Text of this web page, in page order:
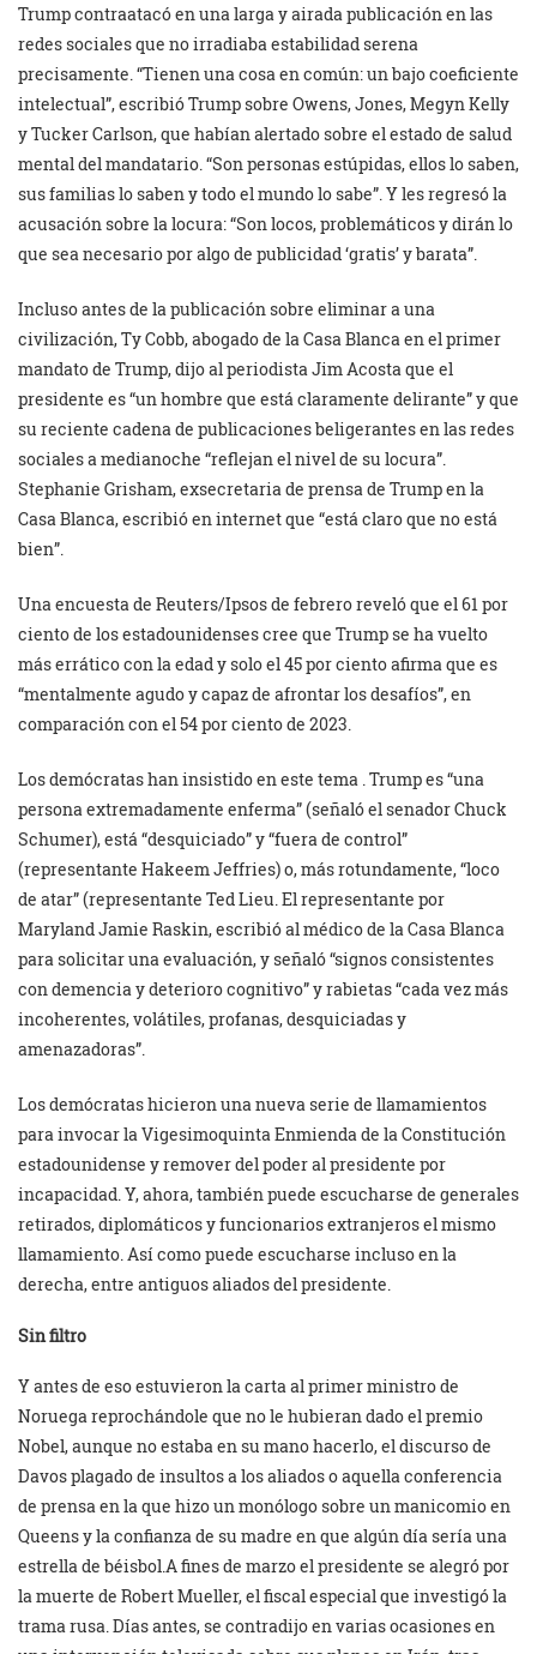
Trump contraatacó en una larga y airada publicación en las
redes sociales que no irradiaba estabilidad serena
precisamente. “Tienen una cosa en común: un bajo coeficiente
intelectual”, escribió Trump sobre Owens, Jones, Megyn Kelly
y Tucker Carlson, que habían alertado sobre el estado de salud
mental del mandatario. “Son personas estúpidas, ellos lo saben,
sus familias lo saben y todo el mundo lo sabe”. Y les regresó la
acusación sobre la locura: “Son locos, problemáticos y dirán lo
que sea necesario por algo de publicidad ‘gratis’ y barata”.
Incluso antes de la publicación sobre eliminar a una
civilización, Ty Cobb, abogado de la Casa Blanca en el primer
mandato de Trump, dijo al periodista Jim Acosta que el
presidente es “un hombre que está claramente delirante” y que
su reciente cadena de publicaciones beligerantes en las redes
sociales a medianoche “reflejan el nivel de su locura”.
Stephanie Grisham, exsecretaria de prensa de Trump en la
Casa Blanca, escribió en internet que “está claro que no está
bien”.
Una encuesta de Reuters/Ipsos de febrero reveló que el 61 por
ciento de los estadounidenses cree que Trump se ha vuelto
más errático con la edad y solo el 45 por ciento afirma que es
“mentalmente agudo y capaz de afrontar los desafíos”, en
comparación con el 54 por ciento de 2023.
Los demócratas han insistido en este tema . Trump es “una
persona extremadamente enferma” (señaló el senador Chuck
Schumer), está “desquiciado” y “fuera de control”
(representante Hakeem Jeffries) o, más rotundamente, “loco
de atar” (representante Ted Lieu. El representante por
Maryland Jamie Raskin, escribió al médico de la Casa Blanca
para solicitar una evaluación, y señaló “signos consistentes
con demencia y deterioro cognitivo” y rabietas “cada vez más
incoherentes, volátiles, profanas, desquiciadas y
amenazadoras”.
Los demócratas hicieron una nueva serie de llamamientos
para invocar la Vigesimoquinta Enmienda de la Constitución
estadounidense y remover del poder al presidente por
incapacidad. Y, ahora, también puede escucharse de generales
retirados, diplomáticos y funcionarios extranjeros el mismo
llamamiento. Así como puede escucharse incluso en la
derecha, entre antiguos aliados del presidente.
Sin filtro
Y antes de eso estuvieron la carta al primer ministro de
Noruega reprochándole que no le hubieran dado el premio
Nobel, aunque no estaba en su mano hacerlo, el discurso de
Davos plagado de insultos a los aliados o aquella conferencia
de prensa en la que hizo un monólogo sobre un manicomio en
Queens y la confianza de su madre en que algún día sería una
estrella de béisbol.A fines de marzo el presidente se alegró por
la muerte de Robert Mueller, el fiscal especial que investigó la
trama rusa. Días antes, se contradijo en varias ocasiones en